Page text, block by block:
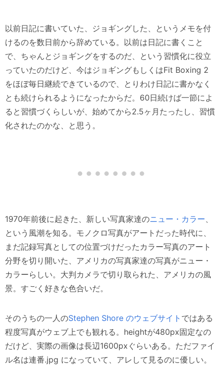
以前日記に書いていた、ジョギングした、というメモを付
けるのを数日前から辞めている。以前は日記に書くこと
で、ちゃんとジョギングをするのだ、という習慣化に役立
っていたのだけど、今はジョギングもしくはFit Boxing 2
をほぼ毎日継続できているので、とりわけ日記に書かなく
とも続けられるようになったからだ。60日続けば一節によ
ると習慣づくらしいが、始めてから2.5ヶ月たったし、習慣
化されたのかな、と思う。
1970年前後に起きた、新しい写真家達のニュー・カラー
という風潮を知る。モノクロ写真がアートだった時代に、
まだ記録写真としての位置づけだったカラー写真のアート
分野を切り開いた、アメリカの写真家達の写真がニュー・
カラーらしい。大判カメラで切り取られた、アメリカの風
景。すごく好きな色合いだ。
そのうちの一人のStephen Shore のウェブサイト ではある
程度写真がウェブ上でも観れる。heightが480px固定なの
だけど、実際の画像は長辺1600pxぐらいある。ただファイ
ル名は連番.jpg になっていて、アレして見るのに優しい。